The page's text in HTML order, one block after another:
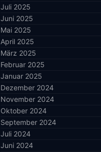
Juli 2025
Juni 2025
Mai 2025
April 2025
März 2025
Februar 2025
Januar 2025
Dezember 2024
November 2024
Oktober 2024
September 2024
Juli 2024
Juni 2024